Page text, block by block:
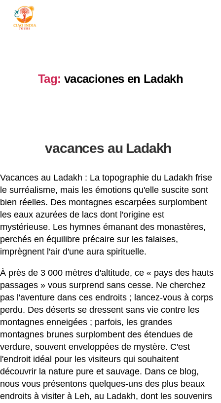
Tag: vacaciones en Ladakh
vacances au Ladakh
Vacances au Ladakh : La topographie du Ladakh frise
le surréalisme, mais les émotions qu'elle suscite sont
bien réelles. Des montagnes escarpées surplombent
les eaux azurées de lacs dont l'origine est
mystérieuse. Les hymnes émanant des monastères,
perchés en équilibre précaire sur les falaises,
imprègnent l'air d'une aura spirituelle.
À près de 3 000 mètres d'altitude, ce « pays des hauts
passages » vous surprend sans cesse. Ne cherchez
pas l'aventure dans ces endroits ; lancez-vous à corps
perdu. Des déserts se dressent sans vie contre les
montagnes enneigées ; parfois, les grandes
montagnes brunes surplombent des étendues de
verdure, souvent enveloppées de mystère. C'est
l'endroit idéal pour les visiteurs qui souhaitent
découvrir la nature pure et sauvage. Dans ce blog,
nous vous présentons quelques-uns des plus beaux
endroits à visiter à Leh, au Ladakh, dont les souvenirs